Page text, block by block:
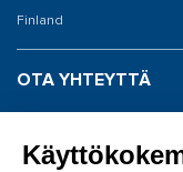
Finland
OTA YHTEYTTÄ
Huolto: 020 198 0043